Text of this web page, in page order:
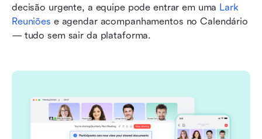
decisão urgente, a equipe pode entrar em uma Lark
Reuniões e agendar acompanhamentos no Calendário
— tudo sem sair da plataforma.